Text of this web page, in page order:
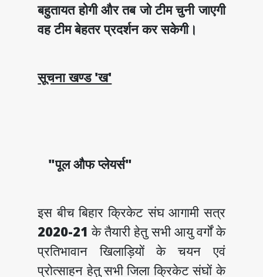
बहुतायत होगी और तब जो टीम चुनी जाएगी
वह टीम बेहतर प्रदर्शन कर सकेगी।
सूचना खण्ड 'ख'
"पूल औफ प्लेयर्स"
इस बीच बिहार क्रिकेट संघ आगामी सत्र
2020-21 के तैयारी हेतु सभी आयु वर्गों के
प्रतिभावान खिलाड़ियों के चयन एवं
प्रोत्साहन हेतु सभी जिला क्रिकेट संघों के